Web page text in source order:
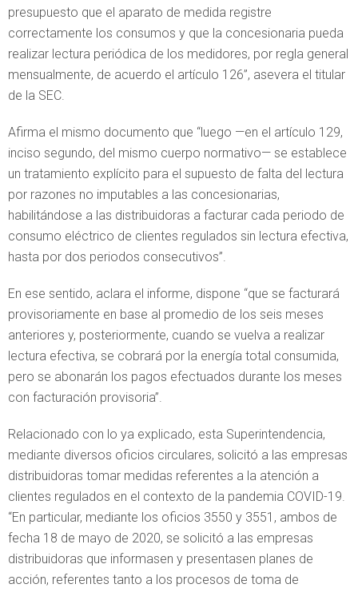
presupuesto que el aparato de medida registre
correctamente los consumos y que la concesionaria pueda
realizar lectura periódica de los medidores, por regla general
mensualmente, de acuerdo el artículo 126”, asevera el titular
de la SEC.
Afirma el mismo documento que “luego —en el artículo 129,
inciso segundo, del mismo cuerpo normativo— se establece
un tratamiento explícito para el supuesto de falta del lectura
por razones no imputables a las concesionarias,
habilitándose a las distribuidoras a facturar cada periodo de
consumo eléctrico de clientes regulados sin lectura efectiva,
hasta por dos periodos consecutivos”.
En ese sentido, aclara el informe, dispone “que se facturará
provisoriamente en base al promedio de los seis meses
anteriores y, posteriormente, cuando se vuelva a realizar
lectura efectiva, se cobrará por la energía total consumida,
pero se abonarán los pagos efectuados durante los meses
con facturación provisoria”.
Relacionado con lo ya explicado, esta Superintendencia,
mediante diversos oficios circulares, solicitó a las empresas
distribuidoras tomar medidas referentes a la atención a
clientes regulados en el contexto de la pandemia COVID-19.
“En particular, mediante los oficios 3550 y 3551, ambos de
fecha 18 de mayo de 2020, se solicitó a las empresas
distribuidoras que informasen y presentasen planes de
acción, referentes tanto a los procesos de toma de